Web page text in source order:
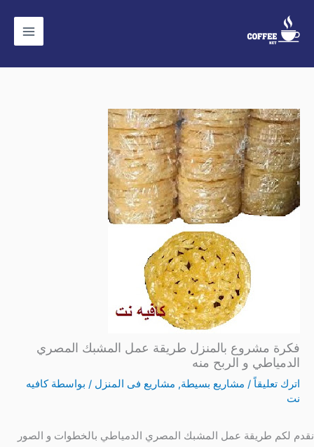
المحتوى
فكرة مشروع بالمنزل طريقة عمل المشبك المصري
الدمياطي و الربح منه
اترك تعليقاً / مشاريع بسيطة, مشاريع فى المنزل / بواسطة كافيه
نت
نقدم لكم طريقة عمل المشبك المصري الدمياطي بالخطوات و الصور